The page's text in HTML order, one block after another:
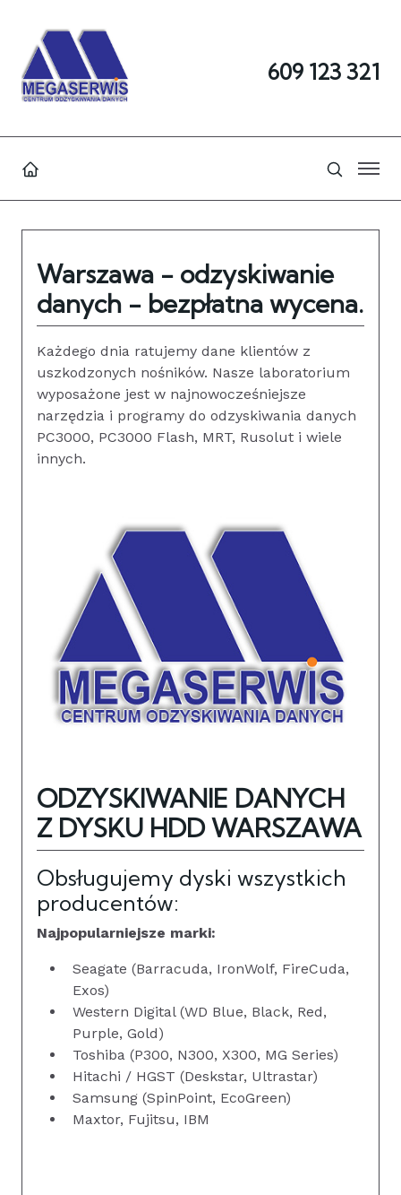
609 123 321
Warszawa - odzyskiwanie
danych - bezpłatna wycena.
Każdego dnia ratujemy dane klientów z
uszkodzonych nośników. Nasze laboratorium
wyposażone jest w najnowocześniejsze
narzędzia i programy do odzyskiwania danych
PC3000, PC3000 Flash, MRT, Rusolut i wiele
innych.
ODZYSKIWANIE DANYCH
Z DYSKU HDD WARSZAWA
Obsługujemy dyski wszystkich
producentów:
Najpopularniejsze marki:
Seagate (Barracuda, IronWolf, FireCuda,
Exos)
Western Digital (WD Blue, Black, Red,
Purple, Gold)
Toshiba (P300, N300, X300, MG Series)
Hitachi / HGST (Deskstar, Ultrastar)
Samsung (SpinPoint, EcoGreen)
Maxtor, Fujitsu, IBM